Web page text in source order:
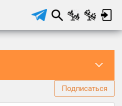
Подписаться